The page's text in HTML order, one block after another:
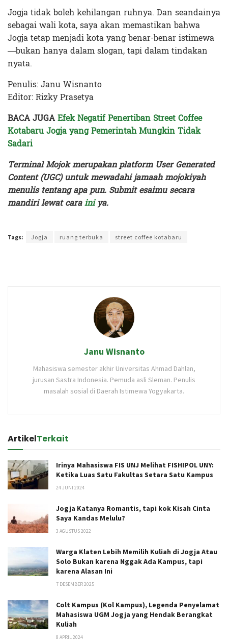
Jogja tidak boleh kehilangan ruhnya. Dan seandainya
sebagai wali kota, saya akan memastikan bahwa
Jogja tetap menjadi kota yang benar-benar istimewa
—bukan hanya dalam slogan, tapi dalam tindakan
nyata.
Penulis: Janu Wisnanto
Editor: Rizky Prasetya
BACA JUGAEfek Negatif Penertiban Street Coffee
Kotabaru Jogja yang Pemerintah Mungkin Tidak
Sadari
Terminal Mojok merupakan platform User Generated
Content (UGC) untuk mewadahi jamaah mojokiyah
menulis tentang apa pun. Submit esaimu secara
mandiri lewat carainiya.
Tags: Jogja ruang terbuka street coffee kotabaru
Janu Wisnanto
Mahasiswa semester akhir Universitas Ahmad Dahlan,
jurusan Sastra Indonesia. Pemuda asli Sleman. Penulis
masalah sosial di Daerah Istimewa Yogyakarta.
ArtikelTerkait
Irinya Mahasiswa FIS UNJ Melihat FISHIPOL UNY:
Ketika Luas Satu Fakultas Setara Satu Kampus
24 JUNI 2024
Jogja Katanya Romantis, tapi kok Kisah Cinta
Saya Kandas Melulu?
3 AGUSTUS 2022
Warga Klaten Lebih Memilih Kuliah di Jogja Atau
Solo Bukan karena Nggak Ada Kampus, tapi
karena Alasan Ini
7 DESEMBER 2025
Colt Kampus (Kol Kampus), Legenda Penyelamat
Mahasiswa UGM Jogja yang Hendak Berangkat
Kuliah
8 APRIL 2024